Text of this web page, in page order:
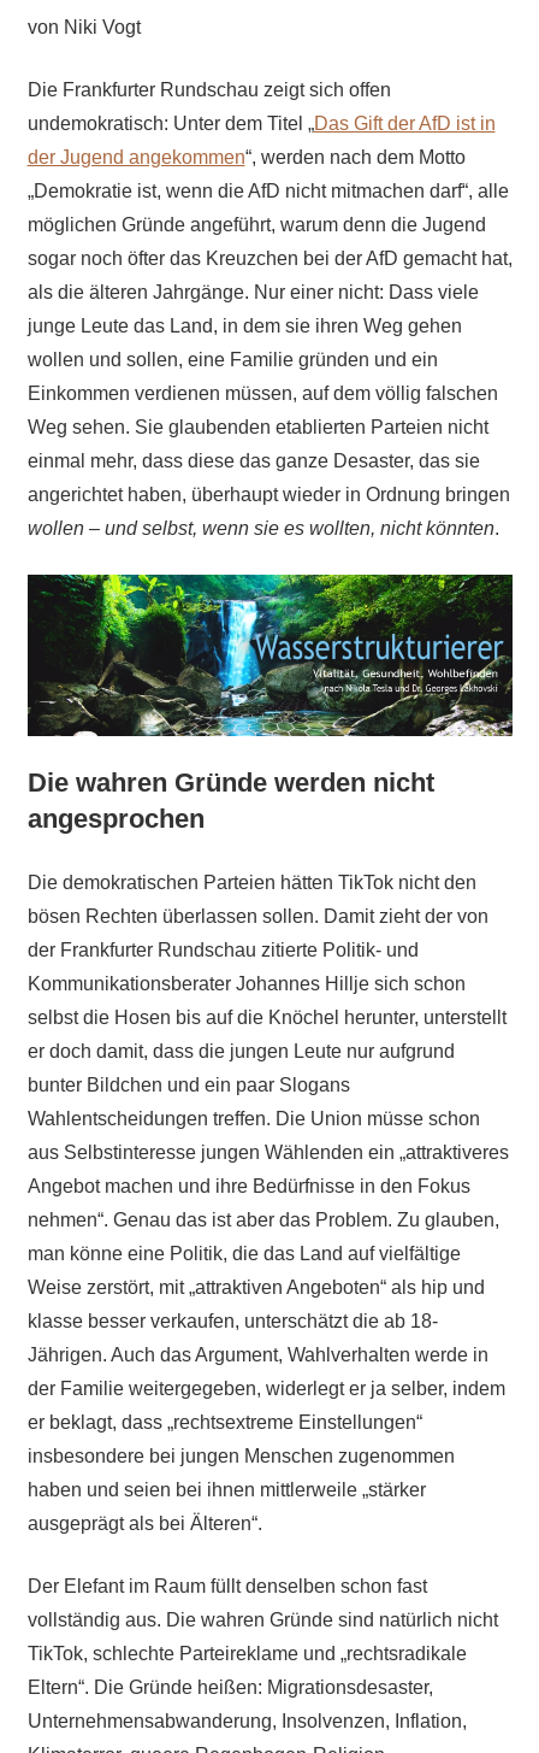
von Niki Vogt
Die Frankfurter Rundschau zeigt sich offen
undemokratisch: Unter dem Titel „Das Gift der AfD ist in
der Jugend angekommen“, werden nach dem Motto
„Demokratie ist, wenn die AfD nicht mitmachen darf“, alle
möglichen Gründe angeführt, warum denn die Jugend
sogar noch öfter das Kreuzchen bei der AfD gemacht hat,
als die älteren Jahrgänge. Nur einer nicht: Dass viele
junge Leute das Land, in dem sie ihren Weg gehen
wollen und sollen, eine Familie gründen und ein
Einkommen verdienen müssen, auf dem völlig falschen
Weg sehen. Sie glaubenden etablierten Parteien nicht
einmal mehr, dass diese das ganze Desaster, das sie
angerichtet haben, überhaupt wieder in Ordnung bringen
wollen – und selbst, wenn sie es wollten, nicht könnten.
Die wahren Gründe werden nicht
angesprochen
Die demokratischen Parteien hätten TikTok nicht den
bösen Rechten überlassen sollen. Damit zieht der von
der Frankfurter Rundschau zitierte Politik- und
Kommunikationsberater Johannes Hillje sich schon
selbst die Hosen bis auf die Knöchel herunter, unterstellt
er doch damit, dass die jungen Leute nur aufgrund
bunter Bildchen und ein paar Slogans
Wahlentscheidungen treffen. Die Union müsse schon
aus Selbstinteresse jungen Wählenden ein „attraktiveres
Angebot machen und ihre Bedürfnisse in den Fokus
nehmen“. Genau das ist aber das Problem. Zu glauben,
man könne eine Politik, die das Land auf vielfältige
Weise zerstört, mit „attraktiven Angeboten“ als hip und
klasse besser verkaufen, unterschätzt die ab 18-
Jährigen. Auch das Argument, Wahlverhalten werde in
der Familie weitergegeben, widerlegt er ja selber, indem
er beklagt, dass „rechtsextreme Einstellungen“
insbesondere bei jungen Menschen zugenommen
haben und seien bei ihnen mittlerweile „stärker
ausgeprägt als bei Älteren“.
Der Elefant im Raum füllt denselben schon fast
vollständig aus. Die wahren Gründe sind natürlich nicht
TikTok, schlechte Parteireklame und „rechtsradikale
Eltern“. Die Gründe heißen: Migrationsdesaster,
Unternehmensabwanderung, Insolvenzen, Inflation,